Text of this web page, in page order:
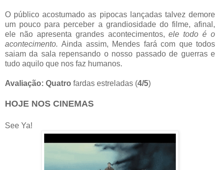
O público acostumado as pipocas lançadas talvez demore
um pouco para perceber a grandiosidade do filme, afinal,
ele não apresenta grandes acontecimentos,ele todo é o
acontecimento.Ainda assim, Mendes fará com que todos
saiam da sala repensando o nosso passado de guerras e
tudo aquilo que nos faz humanos.
Avaliação: Quatro fardas estreladas (4/5)
HOJE NOS CINEMAS
See Ya!